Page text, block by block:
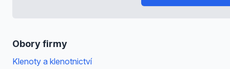
Obory firmy
Klenoty a klenotnictví